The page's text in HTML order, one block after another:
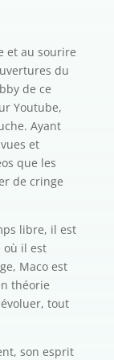
et au sourire
du
de ce
Youtube,
Ayant
et
que les
de cringe
libre, il est
où il est
Maco est
théorie
tout
son esprit